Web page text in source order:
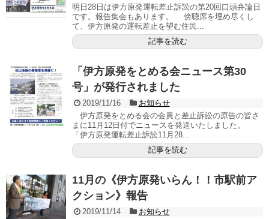
明日28日は伊方原発運転差止訴訟の第20回口頭弁論日
です。報告集会もあります。 傍聴席を埋め尽くし
て、伊方原発の運転差止を望む住民...
記事を読む
「伊方原発をとめる会ニュース第30
号」が発行されました
2019/11/16
お知らせ
伊方原発をとめる会の会員と差止訴訟の原告の皆さ
まに11月12日付でニュースを発送いたしました。
「伊方原発運転差止訴訟11月28...
記事を読む
11月の《伊方原発いらん！！市駅前ア
クション》報告
2019/11/14
お知らせ